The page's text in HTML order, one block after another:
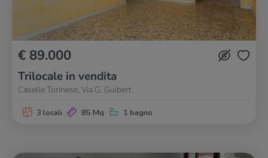
€ 89.000
Trilocale in vendita
Caselle Torinese, Via G. Guibert
3 locali 85 Mq 1 bagno